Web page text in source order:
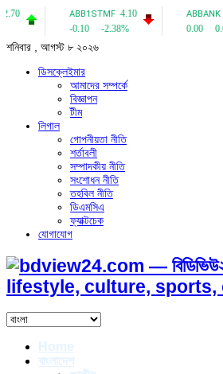
শনিবার , আগস্ট ৮ ২০২৬
ডিসক্লেইমার
আমাদের সম্পর্কে
বিজ্ঞাপন
টীম
লিগাল
গোপনীয়তা নীতি
শর্তাবলী
সম্পাদকীয় নীতি
সংশোধন নীতি
তহবিল নীতি
ডিএমসিএ
ফ্যাক্টচেক
যোগাযোগ
lifestyle, culture,
Home
বাংলাদেশ